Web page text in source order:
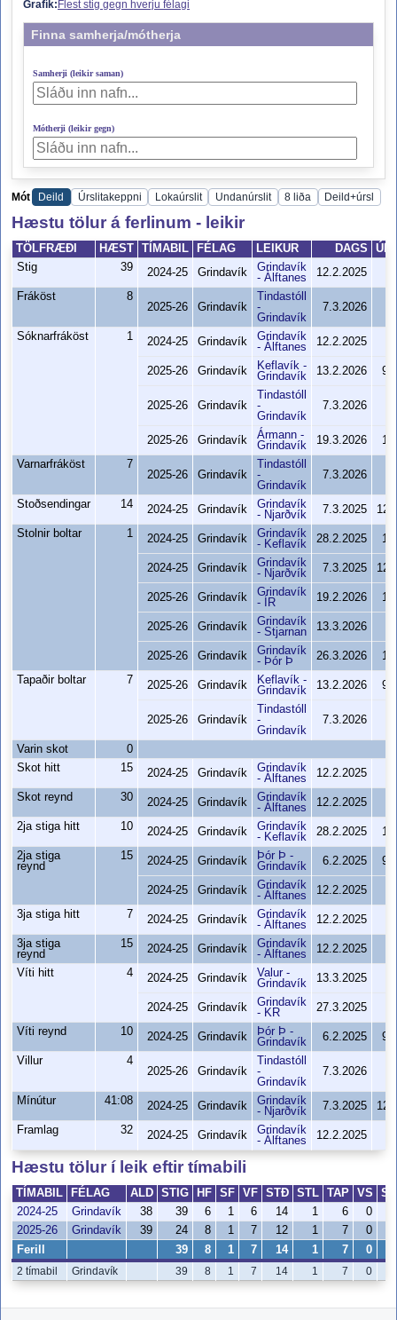
Grafík: Flest stig gegn hverju félagi
Finna samherja/mótherja
Samherji (leikir saman)
Mótherji (leikir gegn)
Mót Deild Úrslitakeppni Lokaúrslit Undanúrslit 8 liða Deild+úrsl
Hæstu tölur á ferlinum - leikir
TÖLFRÆÐI HÆST TÍMABIL FÉLAG LEIKUR DAGS
Stig
39 2024-25 Grindavík
Grindavík
- Álftanes
12.2.2025
Fráköst
8
2025-26
Grindavík
Tindastóll
-
Grindavík
7.3.2026
Sóknarfráköst 1 2024-25 Grindavík
Grindavík
- Álftanes
12.2.2025
2025-26 Grindavík
Keflavík -
Grindavík
13.2.2026
2025-26 Grindavík
Tindastóll
-
Grindavík
7.3.2026
2025-26 Grindavík
Ármann -
Grindavík
19.3.2026
Varnarfráköst
7
2025-26
Grindavík
Tindastóll
-
Grindavík
7.3.2026
Stoðsendingar 14 2024-25 Grindavík
Grindavík
- Njarðvík
7.3.2025
Stolnir boltar
1 2024-25 Grindavík
Grindavík
- Keflavík
28.2.2025
2024-25 Grindavík
Grindavík
- Njarðvík
7.3.2025
2025-26 Grindavík
Grindavík
- ÍR
19.2.2026
2025-26 Grindavík
Grindavík
- Stjarnan
13.3.2026
2025-26 Grindavík
Grindavík
- Þór Þ
26.3.2026
Tapaðir boltar
7 2025-26 Grindavík
Keflavík -
Grindavík
13.2.2026
2025-26 Grindavík
Tindastóll
-
Grindavík
7.3.2026
Varin skot
0
Skot hitt
15 2024-25 Grindavík
Grindavík
- Álftanes
12.2.2025
Skot reynd
30 2024-25 Grindavík
Grindavík
- Álftanes
12.2.2025
2ja stiga hitt
10 2024-25 Grindavík
Grindavík
- Keflavík
28.2.2025
2ja stiga
reynd
15 2024-25 Grindavík
Þór Þ -
Grindavík
6.2.2025
2024-25 Grindavík
Grindavík
- Álftanes
12.2.2025
3ja stiga hitt
7 2024-25 Grindavík
Grindavík
- Álftanes
12.2.2025
3ja stiga
reynd
15 2024-25 Grindavík
Grindavík
- Álftanes
12.2.2025
Víti hitt
4 2024-25 Grindavík
Valur -
Grindavík
13.3.2025
2024-25 Grindavík
Grindavík
- KR
27.3.2025
Víti reynd
10 2024-25 Grindavík
Þór Þ -
Grindavík
6.2.2025
Villur
4
2025-26
Grindavík
Tindastóll
-
Grindavík
7.3.2026
Mínútur 41:08 2024-25 Grindavík
Grindavík
- Njarðvík
7.3.2025
Framlag
32 2024-25 Grindavík
Grindavík
- Álftanes
12.2.2025
Hæstu tölur í leik eftir tímabili
TÍMABIL FÉLAG ALD STIG HF SF VF STÐ STL TAP VS
2024-25
Grindavík 38 39 6 1 6 14 1 6 0
2025-26
Grindavík 39 24 8 1 7 12 1 7 0
Ferill 39 8 1 7 14 1 7 0
2 tímabil Grindavík 39 8 1 7 14 1 7 0